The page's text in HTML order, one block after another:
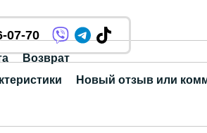
07-70
Возврат
Новый отзыв или